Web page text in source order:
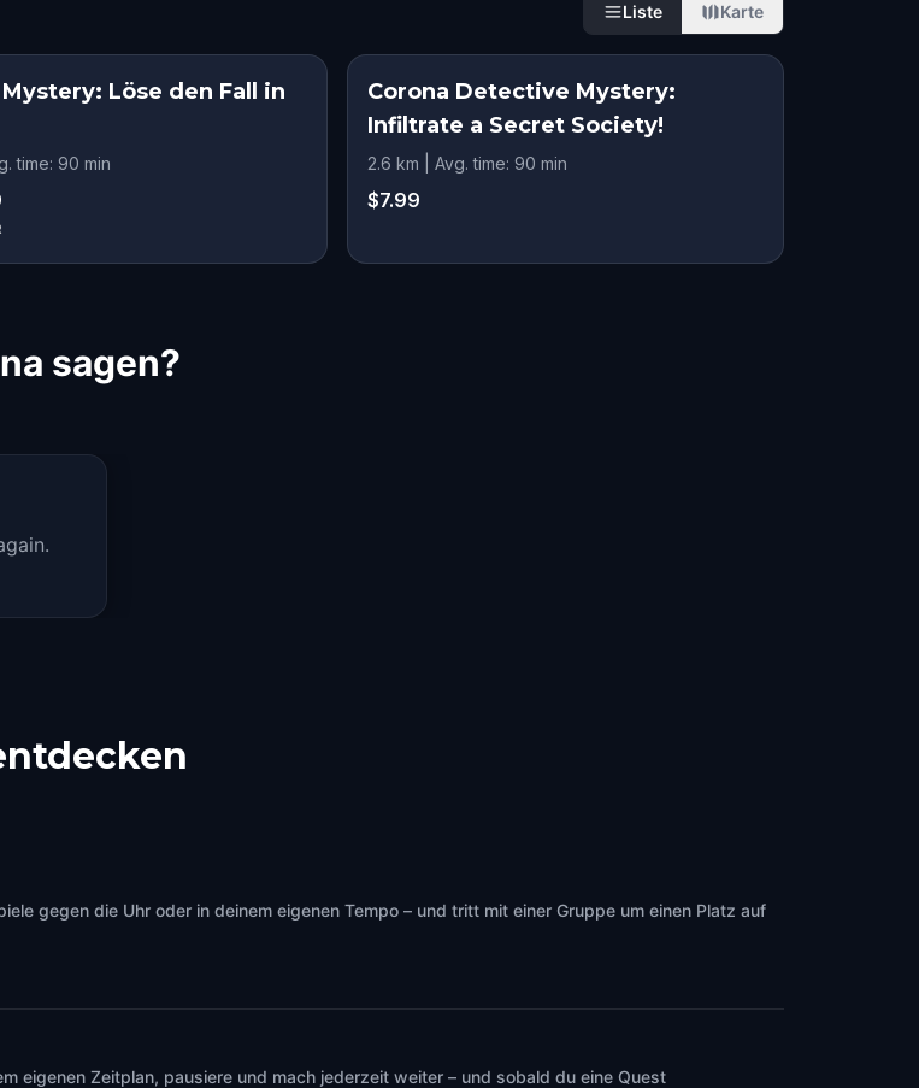
Liste Karte
Löse den Fall in
time: 90 min
Corona Detective Mystery:
Infiltrate a Secret Society!
2.6 km | Avg. time: 90 min
$7.99
sagen?
gegen die Uhr oder in deinem eigenen Tempo – und tritt mit einer Gruppe um einen Platz auf
eigenen Zeitplan, pausiere und mach jederzeit weiter – und sobald du eine Quest